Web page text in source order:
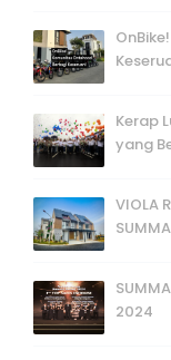
Kerap
yang
VIOLA
2024